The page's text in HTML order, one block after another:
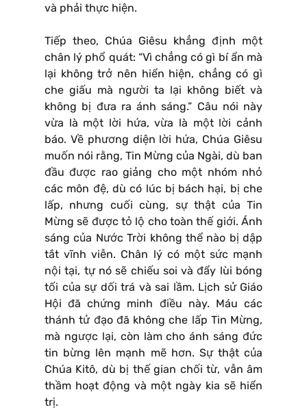
và phải thực hiện.
Tiếp theo, Chúa Giêsu khẳng định một
chân lý phổ quát: “Vì chẳng có gì bí ẩn mà
lại không trở nên hiển hiện, chẳng có gì
che giấu mà người ta lại không biết và
không bị đưa ra ánh sáng.” Câu nói này
vừa là một lời hứa, vừa là một lời cảnh
báo. Về phương diện lời hứa, Chúa Giêsu
muốn nói rằng, Tin Mừng của Ngài, dù ban
đầu được rao giảng cho một nhóm nhỏ
các môn đệ, dù có lúc bị bách hại, bị che
lấp, nhưng cuối cùng, sự thật của Tin
Mừng sẽ được tỏ lộ cho toàn thế giới. Ánh
sáng của Nước Trời không thể nào bị dập
tắt vĩnh viễn. Chân lý có một sức mạnh
nội tại, tự nó sẽ chiếu soi và đẩy lùi bóng
tối của sự dối trá và sai lầm. Lịch sử Giáo
Hội đã chứng minh điều này. Máu các
thánh tử đạo đã không che lấp Tin Mừng,
mà ngược lại, còn làm cho ánh sáng đức
tin bừng lên mạnh mẽ hơn. Sự thật của
Chúa Kitô, dù bị thế gian chối từ, vẫn âm
thầm hoạt động và một ngày kia sẽ hiển
trị.